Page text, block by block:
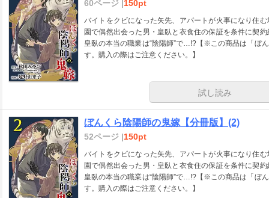
60ページ |150pt
バイトをクビになった矢先、アパートが火事になり住
園で偶然出会った男・皇臥と衣食住の保証を条件に契
皇臥の本当の職業は“陰陽師”で…!?【※この商品は「ぼ
す。購入の際はご注意ください。】
試し読み
ぼんくら陰陽師の鬼嫁【分冊版】(2)
52ページ |150pt
バイトをクビになった矢先、アパートが火事になり住
園で偶然出会った男・皇臥と衣食住の保証を条件に契
皇臥の本当の職業は“陰陽師”で…!?【※この商品は「ぼ
す。購入の際はご注意ください。】